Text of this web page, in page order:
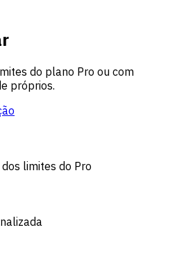
do plano Pro ou com
próprios.
limites do Pro